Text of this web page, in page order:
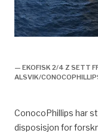
— EKOFISK 2/4 Z SETT
ALSVIK/
ConocoPhillips har
disposisjon for